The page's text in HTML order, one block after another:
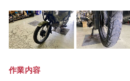
作業内容